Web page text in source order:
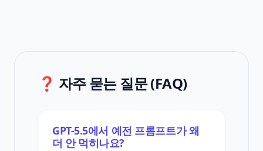
❓ 자주 묻는 질문 (FAQ)
GPT-5.5에서 예전 프롬프트가 왜
더 안 먹히나요?